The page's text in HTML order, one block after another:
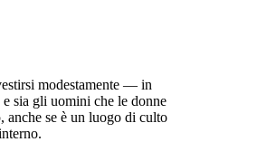
modestamente — in
sia gli uomini che le donne
anche se è un luogo di culto